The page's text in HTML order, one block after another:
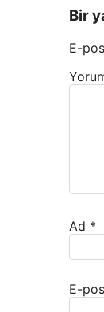
Bir
E-
Ad *
E-